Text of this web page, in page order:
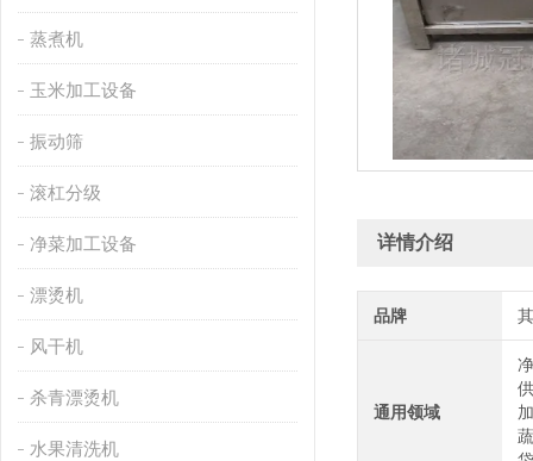
蒸煮机
玉米加工设备
振动筛
滚杠分级
净菜加工设备
漂烫机
风干机
杀青漂烫机
水果清洗机
详情介绍
品牌
通用领域